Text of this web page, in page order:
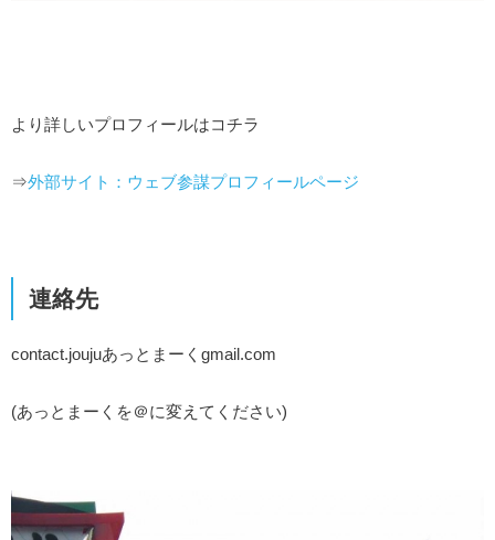
より詳しいプロフィールはコチラ
⇒外部サイト：ウェブ参謀プロフィールページ
連絡先
contact.joujuあっとまーくgmail.com
(あっとまーくを＠に変えてください)